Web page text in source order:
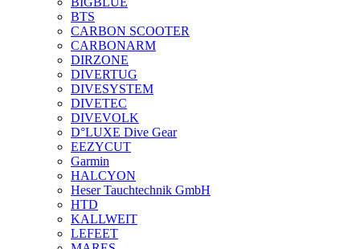
BTS
CARBON SCOOTER
CARBONARM
DIRZONE
DIVERTUG
DIVESYSTEM
DIVETEC
DIVEVOLK
D°LUXE Dive Gear
EEZYCUT
Garmin
HALCYON
Heser Tauchtechnik GmbH
HTD
KALLWEIT
LEFEET